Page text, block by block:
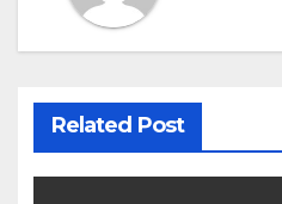
Related Post